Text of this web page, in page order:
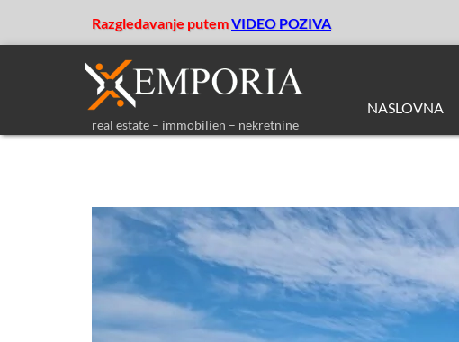
Razgledavanje putemVIDEO POZIVA
real estate – immobilien – nekretnine
NASLOVNA